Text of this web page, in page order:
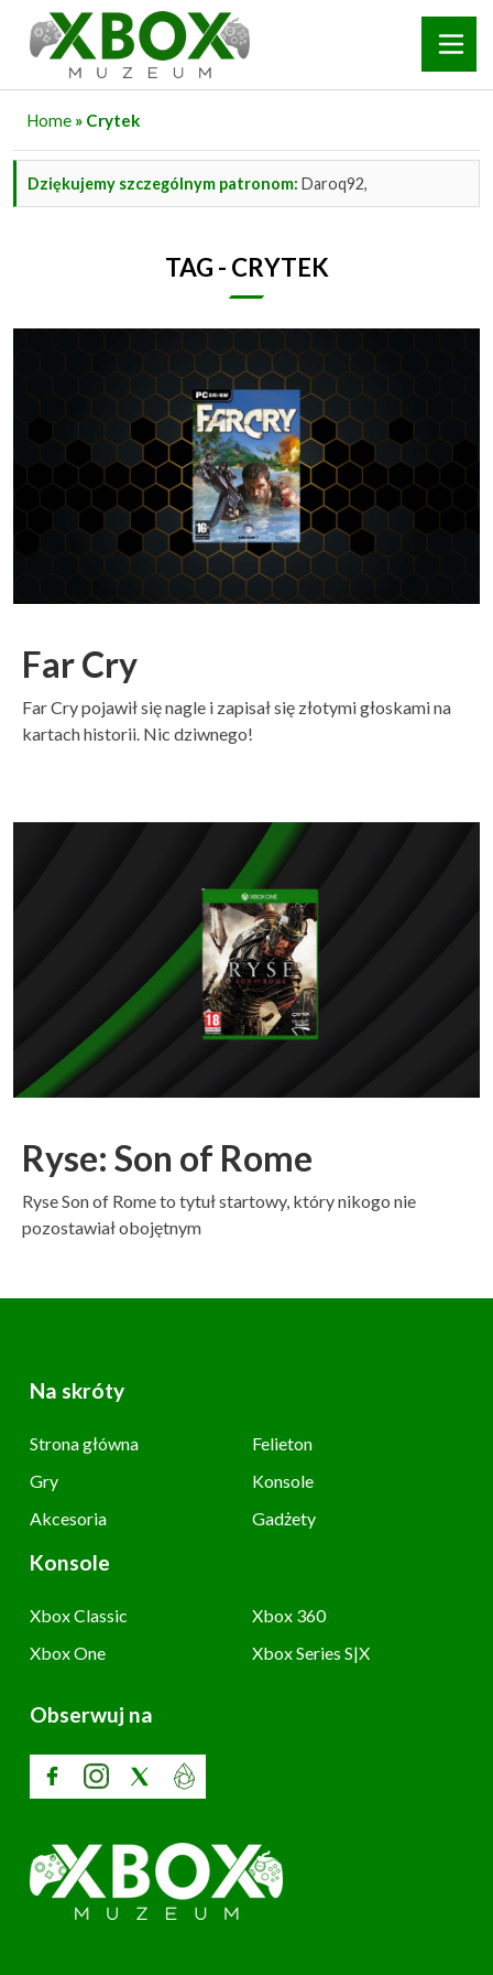
Home » Crytek
Dziękujemy szczególnym patronom: Daroq92,
TAG - CRYTEK
Far Cry
Far Cry pojawił się nagle i zapisał się złotymi głoskami na
kartach historii. Nic dziwnego!
Ryse: Son of Rome
Ryse Son of Rome to tytuł startowy, który nikogo nie
pozostawiał obojętnym
Na skróty
Strona główna
Felieton
Gry
Konsole
Akcesoria
Gadżety
Konsole
Xbox Classic
Xbox 360
Xbox One
Xbox Series S|X
Obserwuj na